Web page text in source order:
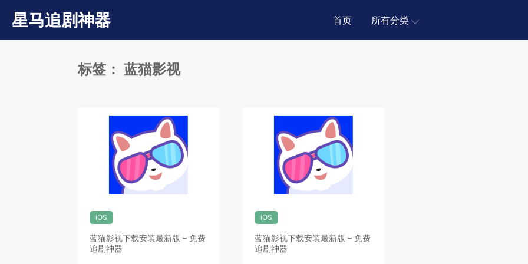
星马追剧神器 首页 所有分类
标签： 蓝猫影视
iOS
蓝猫影视下载安装最新版 – 免费
追剧神器
iOS
蓝猫影视下载安装最新版 – 免费
追剧神器